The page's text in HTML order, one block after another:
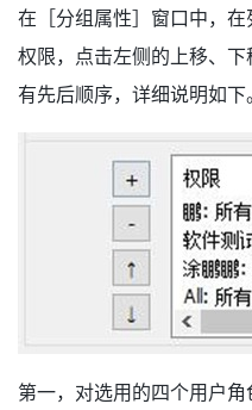
在［分组属性］窗口中，
权限，点击左侧的上移、
有先后顺序，详细说明如下。
第一，对选用的四个用户